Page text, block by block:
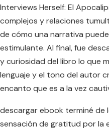
Interviews Herself: El
complejos y relaciones
de cómo una narrativa
estimulante. Al final, fue
y curiosidad del libro lo que
lenguaje y el tono del autor
encanto que es a la vez
descargar ebook terminé de
sensación de gratitud por la